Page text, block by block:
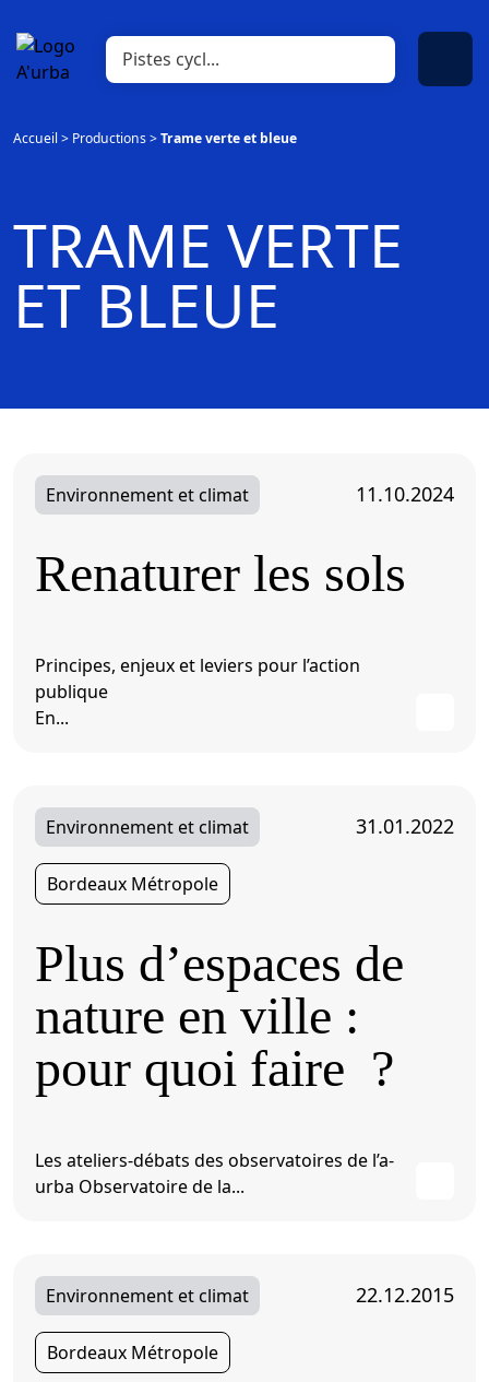
Accueil> Productions>Trame verte et bleue
TRAME VERTE
ET BLEUE
Environnement et climat 11.10.2024
Renaturer les sols
Principes, enjeux et leviers pour l’action
publique
En...
Environnement et climat 31.01.2022
Bordeaux Métropole
Plus d’espaces de
nature en ville :
pour quoi faire ?
Les ateliers-débats des observatoires de l’a-
urba Observatoire de la...
Environnement et climat 22.12.2015
Bordeaux Métropole